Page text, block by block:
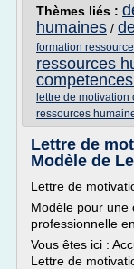
Thèmes liés :
humaines /
formation
ressources
lettre de
ressources
Lettre de
Modèle de
Lettre de
Modèle pour une
professionnelle
Vous êtes ici :
Lettre de